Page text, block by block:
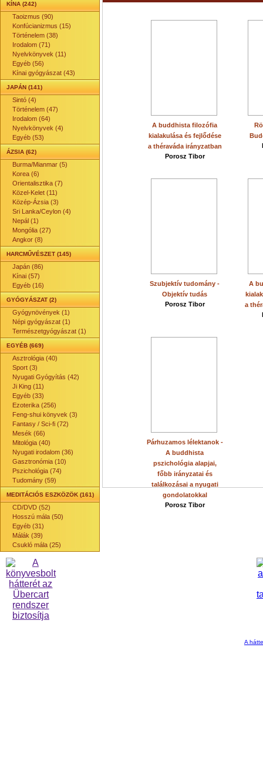
KÍNA (242)
Taoizmus (90)
Konfúcianizmus (15)
Történelem (38)
Irodalom (71)
Nyelvkönyvek (11)
Egyéb (56)
Kínai gyógyászat (43)
JAPÁN (141)
Sintó (4)
Történelem (47)
Irodalom (64)
Nyelvkönyvek (4)
Egyéb (53)
ÁZSIA (62)
Burma/Mianmar (5)
Korea (6)
Orientalisztika (7)
Közel-Kelet (11)
Közép-Ázsia (3)
Sri Lanka/Ceylon (4)
Nepál (1)
Mongólia (27)
Angkor (8)
HARCMŰVÉSZET (145)
Japán (86)
Kínai (57)
Egyéb (16)
GYÓGYÁSZAT (2)
Gyógynövények (1)
Népi gyógyászat (1)
Természetgyógyászat (1)
EGYÉB (669)
Asztrológia (40)
Sport (3)
Nyugati Gyógyítás (42)
Ji King (11)
Egyéb (33)
Ezoterika (256)
Feng-shui könyvek (3)
Fantasy / Sci-fi (72)
Mesék (66)
Mitológia (40)
Nyugati irodalom (36)
Gasztronómia (10)
Pszichológia (74)
Tudomány (59)
MEDITÁCIÓS ESZKÖZÖK (161)
CD/DVD (52)
Hosszú mála (50)
Egyéb (31)
Málák (39)
Csukló mála (25)
A buddhista filozófia
kialakulása és fejlődése
a théraváda irányzatban
Porosz Tibor
Szubjektív tudomány -
Objektív tudás
Porosz Tibor
A
a
Párhuzamos lélektanok -
A buddhista
pszichológia alapjai,
főbb irányzatai és
találkozásai a nyugati
gondolatokkal
Porosz Tibor
A